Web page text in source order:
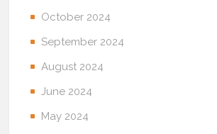
October 2024
September 2024
August 2024
June 2024
May 2024